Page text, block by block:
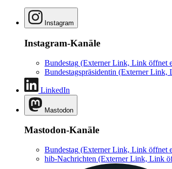
Instagram
Instagram-Kanäle
Bundestag (Externer Link, Link öffnet
Bundestagspräsidentin (Externer Link,
LinkedIn
Mastodon
Mastodon-Kanäle
Bundestag (Externer Link, Link öffnet
hib-Nachrichten (Externer Link, Link